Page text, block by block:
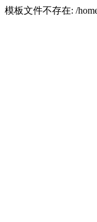
模板文件不存在: /